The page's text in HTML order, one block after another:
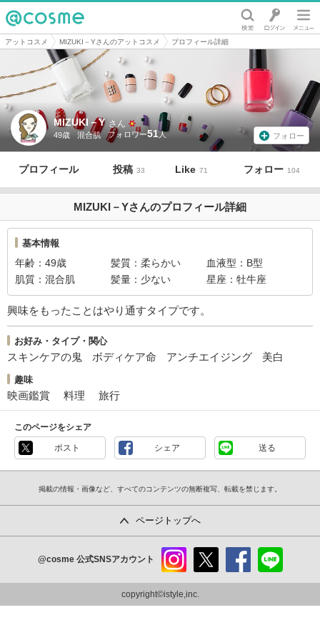
@cosme
アットコスメ MIZUKI－Yさんのアットコスメ プロフィール詳細
MIZUKI－Y さん
49歳 混合肌 51 フォロー
プロフィール 投稿 33 Like 71 フォロー 104
MIZUKI－Yさんのプロフィール詳細
基本情報
年齢 49歳 髪質 柔らかい 血液型
B型
肌質
混合肌 髪量 少ない 星座 牡牛座
興味をもったことはやり通すタイプです。
お好み・タイプ・関心
スキンケアの鬼 ボディケア命 アンチエイジング 美白
趣味
映画鑑賞 料理 旅行
このページをシェア
ポスト シェア 送る
掲載の情報・画像など、すべてのコンテンツの無断複写、転載を禁じます。
ページトップへ
@cosme 公式SNSアカウント
ram
copyright©istyle,inc.